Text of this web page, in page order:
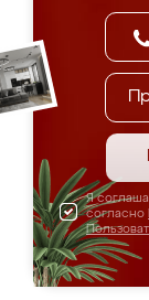
Я
согласно